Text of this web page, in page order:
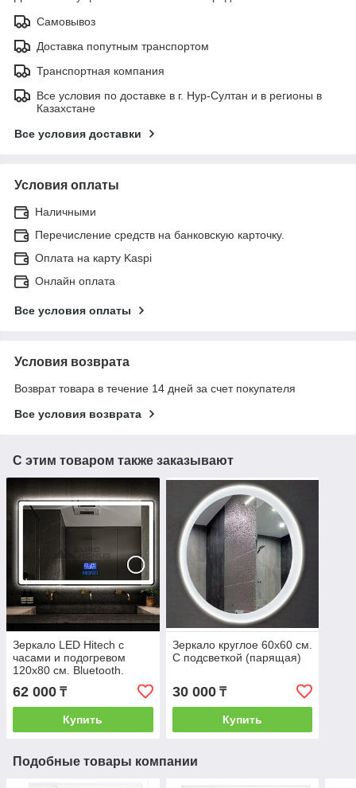
Самовывоз
Доставка попутным транспортом
Транспортная компания
Все условия по доставке в г. Нур-Султан и в регионы в
Казахстане
Все условия доставки
Условия оплаты
Наличными
Перечисление средств на банковскую карточку.
Оплата на карту Kaspi
Онлайн оплата
Все условия оплаты
Условия возврата
Возврат товара в течение 14 дней за счет покупателя
Все условия возврата
С этим товаром также заказывают
Зеркало LED Hitech с
часами и подогревом
120х80 см. Bluetooth.
62 000 ₸
Купить
Зеркало круглое 60х60 см.
С подсветкой (парящая)
30 000₸
Купить
Подобные товары компании